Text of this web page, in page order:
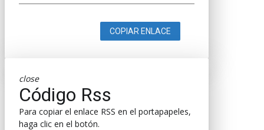
COPIAR ENLACE
close
Código Rss
Para copiar el enlace RSS en el portapapeles,
haga clic en el botón.